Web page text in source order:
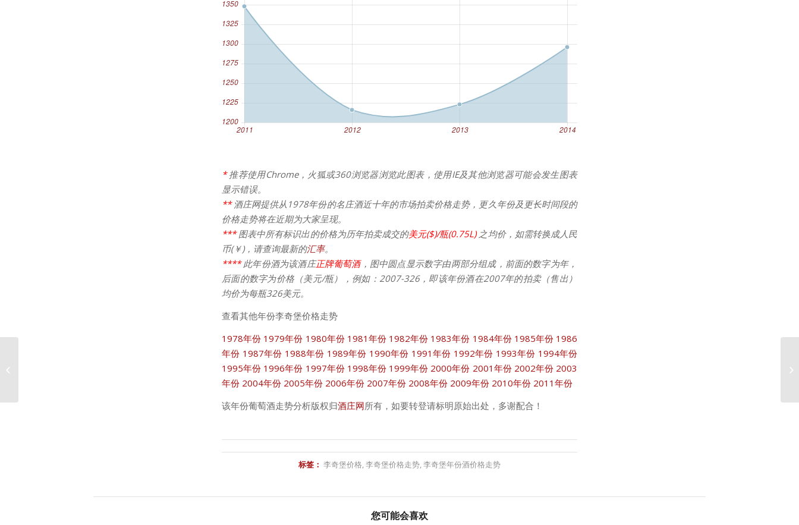
*推荐使用Chrome，火狐或360浏览器浏览此图表，使用IE及其他浏览器可能会发生图表
显示错误。
** 酒庄网提供从1978年份的名庄酒近十年的市场拍卖价格走势，更久年份及更长时间段的
价格走势将在近期为大家呈现。
***图表中所有标识出的价格为历年拍卖成交的美元($)/瓶(0.75L)之均价，如需转换成人民
币(￥)，请查询最新的汇率。
****此年份酒为该酒庄正牌葡萄酒，图中圆点显示数字由两部分组成，前面的数字为年，
后面的数字为价格（美元/瓶），例如：2007-326，即该年份酒在2007年的拍卖（售出）
均价为每瓶326美元。
查看其他年份李奇堡价格走势
1978年份 1979年份 1980年份 1981年份 1982年份 1983年份 1984年份 1985年份 1986
年份 1987年份 1988年份 1989年份 1990年份 1991年份 1992年份 1993年份 1994年份
1995年份 1996年份 1997年份 1998年份 1999年份 2000年份 2001年份 2002年份 2003
年份 2004年份 2005年份 2006年份 2007年份 2008年份 2009年份 2010年份 2011年份
该年份葡萄酒走势分析版权归酒庄网所有，如要转登请标明原始出处，多谢配合！
标签： 李奇堡价格,李奇堡价格走势,李奇堡年份酒价格走势
您可能会喜欢